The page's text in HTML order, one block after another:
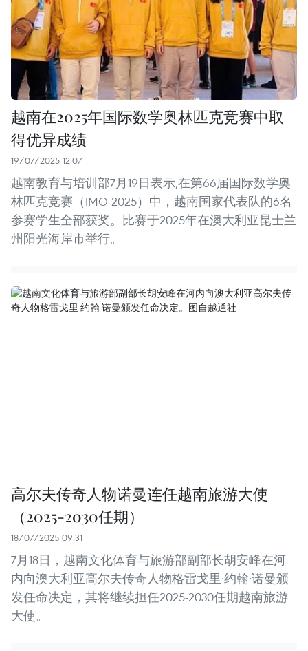
越南在2025年国际数学奥林匹克竞赛中取
得优异成绩
19/07/2025 12:07
越南教育与培训部7月19日表示,在第66届国际数学奥
林匹克竞赛（IMO 2025）中，越南国家代表队的6名
参赛学生全部获奖。比赛于2025年在澳大利亚昆士兰
州阳光海岸市举行。
高尔夫传奇人物诺曼连任越南旅游大使
（2025-2030任期）
18/07/2025 09:31
7月18日，越南文化体育与旅游部副部长胡安峰在河
内向澳大利亚高尔夫传奇人物格雷戈里·约翰·诺曼颁
发任命决定，其将继续担任2025-2030任期越南旅游
大使。